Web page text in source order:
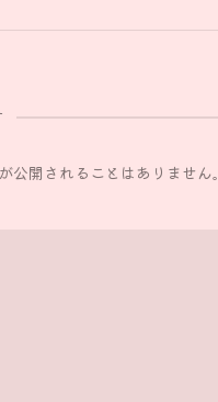
公開されることはありません。